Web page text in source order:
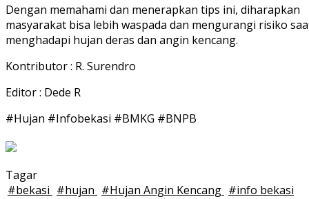
Dengan memahami dan menerapkan tips ini, diharapkan
masyarakat bisa lebih waspada dan mengurangi risiko
menghadapi hujan deras dan angin kencang.
Kontributor : R. Surendro
Editor : Dede R
#Hujan #Infobekasi #BMKG #BNPB
Tagar
#bekasi #hujan #Hujan Angin Kencang #info bekasi